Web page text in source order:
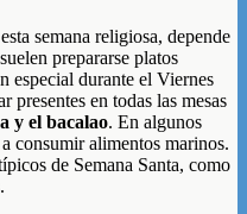
semana religiosa, depende
prepararse platos
especial durante el Viernes
presentes en todas las mesas
y el bacalao. En algunos
consumir alimentos marinos.
de Semana Santa, como